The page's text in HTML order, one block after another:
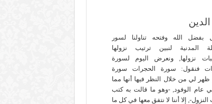
بفضل الله وفتحه تناولنا لسور
المدنية لنبين ترتيب نزولها
نزولها, ونعرض اليوم لسورة
فنقول: سورة الحجرات سورة
ظهر لي من خلال النظر فيها أنها مما
عام الوفود, -وهو ما قالت به كتب
النزول-, إلا أننا لا نتفق معها في كل ما